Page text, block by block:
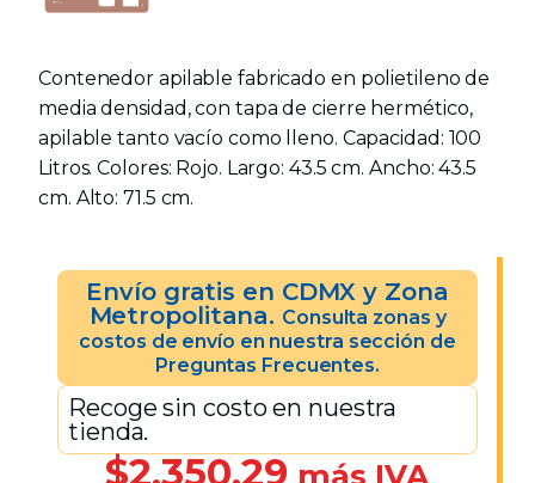
Contenedor apilable fabricado en polietileno de
media densidad, con tapa de cierre hermético,
apilable tanto vacío como lleno. Capacidad: 100
Litros. Colores: Rojo. Largo: 43.5 cm. Ancho: 43.5
cm. Alto: 71.5 cm.
Envío gratis en CDMX y Zona
Metropolitana. Consulta zonas y
costos de envío en nuestra sección de
Preguntas Frecuentes.
Recoge sin costo en nuestra
tienda.
$2,350.29 más IVA